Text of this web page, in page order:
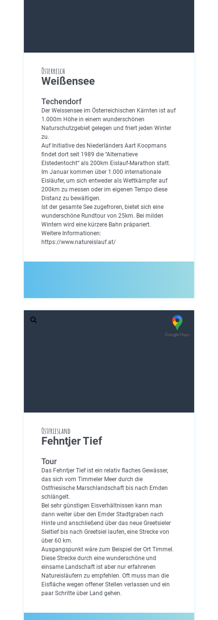
Österreich
Weißensee
Techendorf
Der Weissensee im Österreichischen Kärnten ist auf
1.000m Höhe in einem wunderschönen
Naturschutzgebiet gelegen und friert jeden Winter
zu.
Auf Initiative des Niederländers Aart Koopmans
findet dort seit 1989 die “Alternatieve
Elstedentocht“ als 200km Eislauf-Marathon statt.
Im Januar kommen über 1.000 internationale
Eisläufer, um sich entweder als Wettkämpfer auf
200km zu messen oder im eigenen Tempo diese
Distanz zu bewältigen.
Ist der gesamte See zugefroren, bietet sich eine
wunderschöne Rundtour von 25km. Bei milden
Wintern wird eine kürzere Bahn präpariert.
Weitere Informationen:
https://www.natureislauf.at/
Ostfriesland
Fehntjer Tief
Tour
Das Fehntjer Tief ist ein relativ flaches Gewässer,
das sich vom Timmeler Meer durch die
Ostfriesische Marschlandschaft bis nach Emden
schlängelt.
Bei sehr günstigen Eisverhältnissen kann man
dann weiter über den Emder Stadtgraben nach
Hinte und anschließend über das neue Greetsieler
Sieltief bis nach Greetsiel laufen, eine Strecke von
über 60 km.
Ausgangspunkt wäre zum Beispiel der Ort Timmel.
Diese Strecke durch eine wunderschöne und
einsame Landschaft ist aber nur erfahrenen
Natureisläufern zu empfehlen. Oft muss man die
Eisfläche wegen offener Stellen verlassen und ein
paar Schritte über Land gehen.